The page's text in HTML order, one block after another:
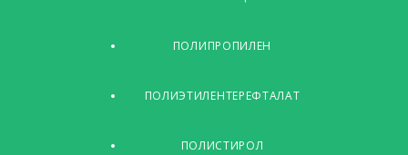
ПОЛИПРОПИЛЕН
ПОЛИЭТИЛЕНТЕРЕФТАЛАТ
ПОЛИСТИРОЛ